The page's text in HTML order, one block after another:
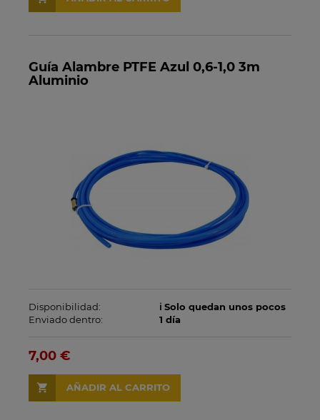
Guía Alambre PTFE Azul 0,6-1,0 3m
Aluminio
Disponibilidad:
ℹ️ Solo quedan unos pocos
Enviado dentro:
1 día
7,00 €
AÑADIR AL CARRITO